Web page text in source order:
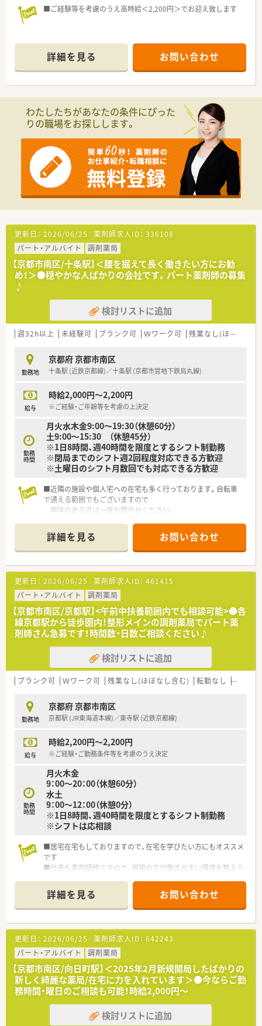
■ご経験等を考慮のうえ高時給＜2,200円＞でお迎え致します
詳細を見る お問い合わせ
わたしたちがあなたの条件にぴった
りの職場をお探しします。
更新日： 2026/06/25 薬剤師求人ID： 336108
パート・アルバイト
調剤薬局
【京都市南区/十条駅】＜腰を据えて長く働きたい方にお勧
め！＞●穏やかな人ばかりの会社です。パート薬剤師の募集
♪
検討リストに追加
週32h以上 未経験可 ブランク可 Ｗワーク可 残業なし(ほぼなし含む)
勤務地
京都府 京都市南区
十条駅 (近鉄京都線)／十条駅 (京都市営地下鉄烏丸線)
給与
時給2,000円～2,200円
※ご経験・ご年齢等を考慮の上決定
勤務
時間
月火水木金9:00～19:30（休憩60分）
土9:00～15:30 （休憩45分）
※1日8時間、週40時間を限度とするシフト制勤務
※閉局までのシフト週2回程度対応できる方歓迎
※土曜日のシフト月数回でも対応できる方歓迎
■近隣の施設や個人宅への在宅も多く行っております。自転車
で通える範囲でもございますので
興味のある方は一度お問合せください。
です。
■地域密着で運営している調剤薬局です。地元の方から愛され
ており温かい雰囲気も魅力の1つです。
詳細を見る お問い合わせ
更新日： 2026/06/25 薬剤師求人ID： 461415
パート・アルバイト
調剤薬局
【京都市南区/京都駅】<午前中扶養範囲内でも相談可能>●各
線京都駅から徒歩圏内！整形メインの調剤薬局でパート薬
剤師さん急募です！時間数・日数ご相談ください♪
検討リストに追加
ブランク可 Ｗワーク可 残業なし(ほぼなし含む) 転勤なし 生活環
勤務地
京都府 京都市南区
京都駅 (JR東海道本線)／東寺駅 (近鉄京都線)
給与
時給2,200円～2,200円
※ご経験・ご勤務条件等を考慮のうえ決定
勤務
時間
月火木金
9：00～20：00（休憩60分）
水土
9：00～12：00（休憩0分）
※1日8時間、週40時間を限度とするシフト制勤務
※シフトは応相談
■居宅在宅もしておりますので、在宅を学びたい方にもオススメ
です
■代表も薬剤師様ですので、現場の方が働きやすい環境を整えら
詳細を見る お問い合わせ
更新日： 2026/06/25 薬剤師求人ID： 642243
パート・アルバイト
調剤薬局
【京都市南区/向日町駅】＜2025年2月新規開局したばかりの
新しく綺麗な薬局/在宅に力を入れています＞●今ならご勤
務時間・曜日のご相談も可能！時給2,000円～
検討リストに追加